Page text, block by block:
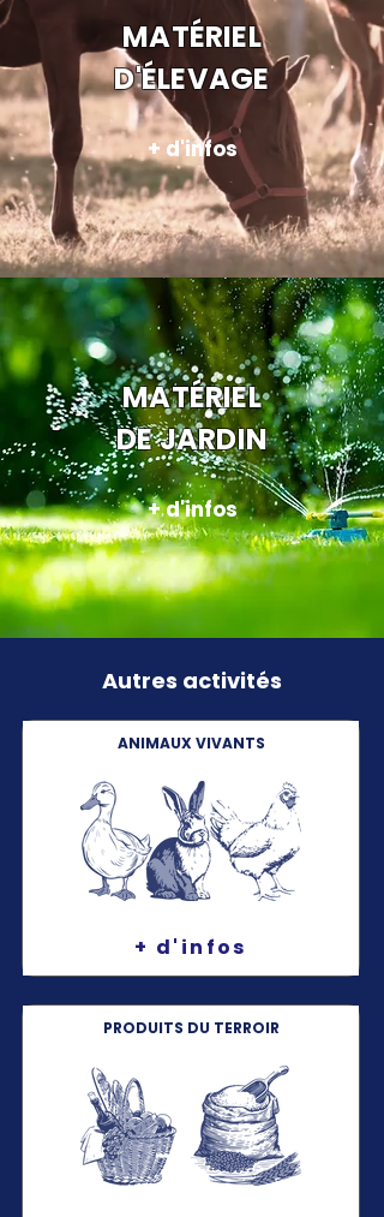
MATÉRIEL
D'ÉLEVAGE
+ d'infos
MATÉRIEL
DE JARDIN
+ d'infos
Autres activités
ANIMAUX VIVANTS
+ d'infos
PRODUITS DU TERROIR